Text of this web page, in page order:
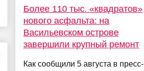
Более 110 тыс. «квадратов»
нового асфальта: на
Васильевском острове
завершили крупный ремонт
Как сообщили 5 августа в пресс-